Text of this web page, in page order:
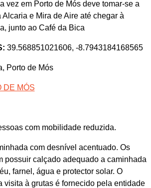
vez em Porto de Mós deve tomar-se a
Alcaria e Mira de Aire até chegar à
junto ao Café da Bica
39.568851021606, -8.7943184168565
Porto de Mós
DE MÓS
com mobilidade reduzida.
com desnível acentuado. Os
possuir calçado adequado a caminhada
farnel, água e protector solar. O
visita à grutas é fornecido pela entidade